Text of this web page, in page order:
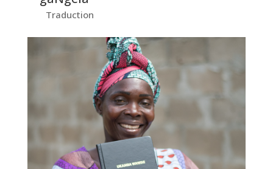
Traduction